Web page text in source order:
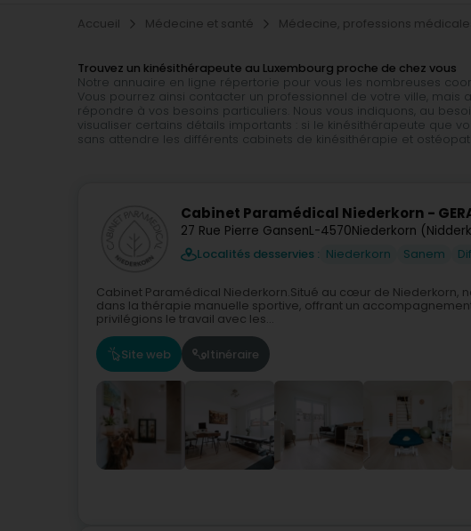
Accueil Médecine et santé Médecine, professions
Trouvez un kinésithérapeute au Luxembourg proche de chez vous
Notre annuaire en ligne répertorie pour vous les nombreuses
Vous pourrez ainsi contacter un professionnel de votre ville,
répondre à vos besoins particuliers. Nous vous indiquons, au
visualiser certains détails importants : si le kinésithérapeute que
sans attendre les différents cabinets de kinésithérapie et
Cabinet Paramédical Niederkorn -
27 Rue Pierre GansenL-4570Niederkorn
Localités desservies : Niederkorn Sanem
Cabinet Paramédical Niederkorn.Situé au cœur de Niederkorn,
dans la thérapie manuelle sportive, offrant un
privilégions le travail avec les...
Site web Itinéraire